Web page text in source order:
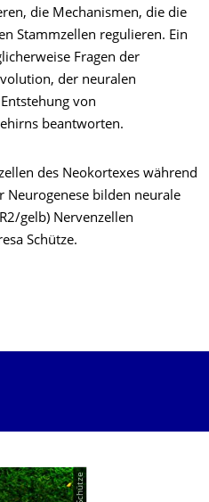
die Mechanismen, die die
Stammzellen regulieren. Ein
Fragen der
der neuralen
von
beantworten.
des Neokortexes während
Neurogenese bilden neurale
gelb) Nervenzellen
Schütze.